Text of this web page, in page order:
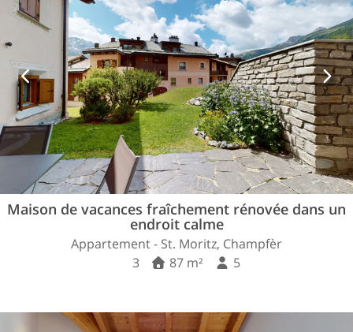
Maison de vacances fraîchement rénovée dans un
endroit calme
Appartement - St. Moritz, Champfèr
3
87 m² 5